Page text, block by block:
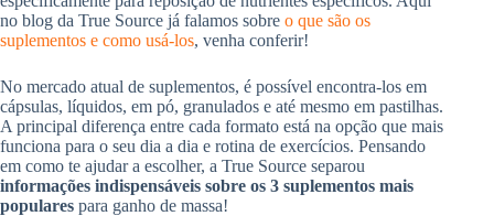
no blog da True Source já falamos sobre o que são os
suplementos e como usá-los, venha conferir!
No mercado atual de suplementos, é possível encontra-los em
cápsulas, líquidos, em pó, granulados e até mesmo em pastilhas.
A principal diferença entre cada formato está na opção que mais
funciona para o seu dia a dia e rotina de exercícios. Pensando
em como te ajudar a escolher, a True Source separou
informações indispensáveis sobre os 3 suplementos mais
populares para ganho de massa!